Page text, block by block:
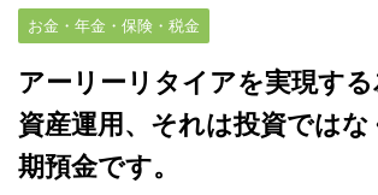
お金・年金・保険・税金
アーリーリタイアを実現す
資産運用、それは投資ではな
期預金です。